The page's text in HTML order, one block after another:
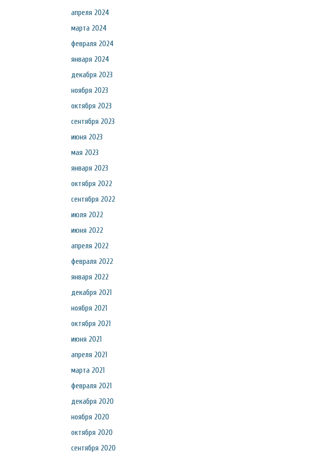
апреля 2024
марта 2024
февраля 2024
января 2024
декабря 2023
ноября 2023
октября 2023
сентября 2023
июня 2023
мая 2023
января 2023
октября 2022
сентября 2022
июля 2022
июня 2022
апреля 2022
февраля 2022
января 2022
декабря 2021
ноября 2021
октября 2021
июня 2021
апреля 2021
марта 2021
февраля 2021
декабря 2020
ноября 2020
октября 2020
сентября 2020